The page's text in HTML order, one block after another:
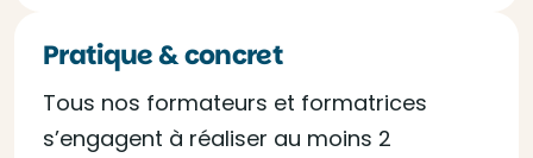
Pratique & concret
Tous nos formateurs et formatrices
s’engagent à réaliser au moins 2